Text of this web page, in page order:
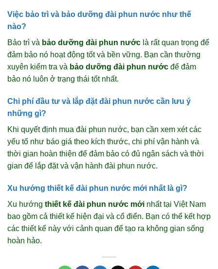
Việc bảo trì và bảo dưỡng đài phun nước như thế
nào?
Bảo trì và bảo dưỡng đài phun nước là rất quan trọng để
đảm bảo nó hoạt động tốt và bền vững. Bạn cần thường
xuyên kiểm tra và bảo dưỡng đài phun nước để đảm
bảo nó luôn ở trạng thái tốt nhất.
Chi phí đầu tư và lắp đặt đài phun nước cần lưu ý
những gì?
Khi quyết định mua đài phun nước, bạn cần xem xét các
yếu tố như báo giá theo kích thước, chi phí vận hành và
thời gian hoàn thiện để đảm bảo có đủ ngân sách và thời
gian để lắp đặt và vận hành đài phun nước.
Xu hướng thiết kế đài phun nước mới nhất là gì?
Xu hướng thiết kế đài phun nước mới nhất tại Việt Nam
bao gồm cả thiết kế hiện đại và cổ điển. Bạn có thể kết hợp
các thiết kế này với cảnh quan để tạo ra không gian sống
hoàn hảo.